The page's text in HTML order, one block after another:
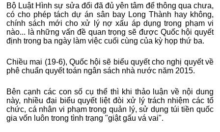
Bộ Luật Hình sự sửa đổi đã đủ yên tâm để thông qua chưa,
có cho phép tách dự án sân bay Long Thành hay không,
chính sách mới cho xử lý nợ xấu áp dụng trong phạm vi
nào... là những vấn đề quan trọng sẽ được Quốc hội quyết
định trong ba ngày làm việc cuối cùng của kỳ họp thứ ba.
Chiều mai (19-6), Quốc hội sẽ biểu quyết cho nghị quyết về
phê chuẩn quyết toán ngân sách nhà nước năm 2015.
Bên cạnh các con số cụ thể thì khi thảo luận về nội dung
này, nhiều đại biểu quyết liệt đòi xử lý trách nhiệm các tổ
chức, cá nhân vi phạm trong quản lý, sử dụng túi tiền quốc
gia vốn luôn trong tình trạng "giật gấu vá vai".